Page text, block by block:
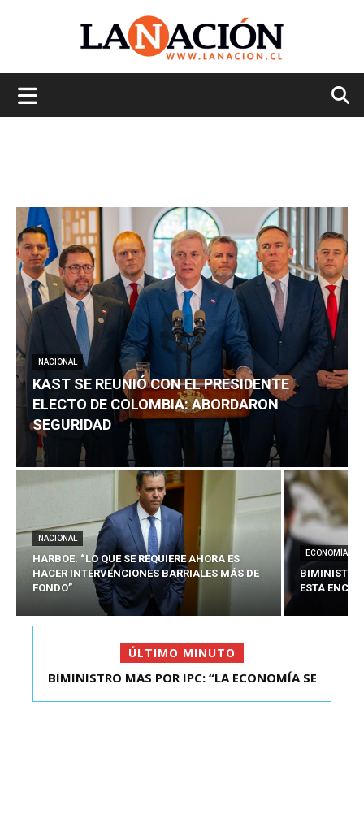
NACIONAL
KAST SE REUNIÓ CON EL PRESIDENTE
ELECTO DE COLOMBIA: ABORDARON
SEGURIDAD
NACIONAL
HARBOE: “LO QUE SE REQUIERE AHORA ES
HACER INTERVENCIONES BARRIALES MÁS DE
FONDO”
ECONOMÍA
BIMINISTRO
ESTÁ
ÚLTIMO MINUTO
KAST SE REUNIÓ CON EL PRESIDENTE ELECTO DE
BIMINISTRO MAS POR IPC: “LA ECONOMÍA SE